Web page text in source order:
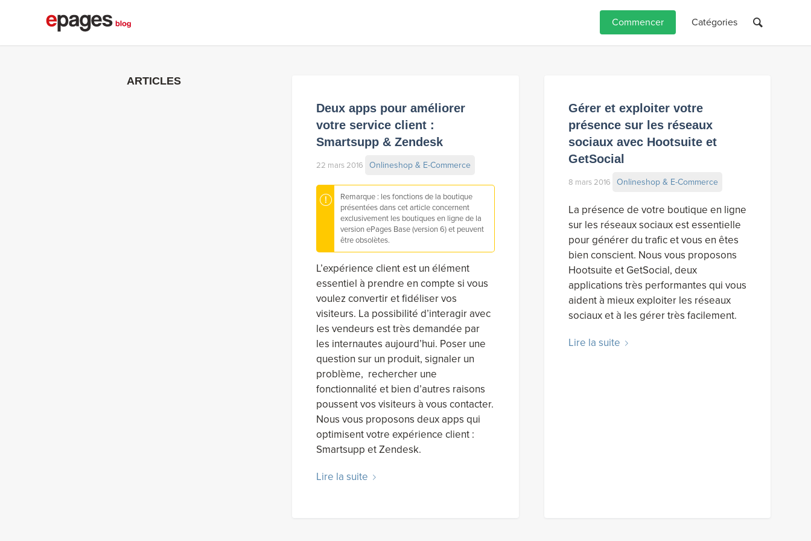
Commencer Catégories
ARTICLES
Deux apps pour améliorer
votre service client :
Smartsupp & Zendesk
22 mars 2016 Onlineshop & E-Commerce
Remarque : les fonctions de la boutique
présentées dans cet article concernent
exclusivement les boutiques en ligne de la
version ePages Base (version 6) et peuvent
être obsolètes.
L’expérience client est un élément
essentiel à prendre en compte si vous
voulez convertir et fidéliser vos
visiteurs. La possibilité d’interagir avec
les vendeurs est très demandée par
les internautes aujourd’hui. Poser une
question sur un produit, signaler un
problème, rechercher une
fonctionnalité et bien d’autres raisons
poussent vos visiteurs à vous contacter.
Nous vous proposons deux apps qui
optimisent votre expérience client :
Smartsupp et Zendesk.
Lire la suite
Gérer et exploiter votre
présence sur les réseaux
sociaux avec Hootsuite et
GetSocial
8 mars 2016 Onlineshop & E-Commerce
La présence de votre boutique en ligne
sur les réseaux sociaux est essentielle
pour générer du trafic et vous en êtes
bien conscient. Nous vous proposons
Hootsuite et GetSocial, deux
applications très performantes qui vous
aident à mieux exploiter les réseaux
sociaux et à les gérer très facilement.
Lire la suite